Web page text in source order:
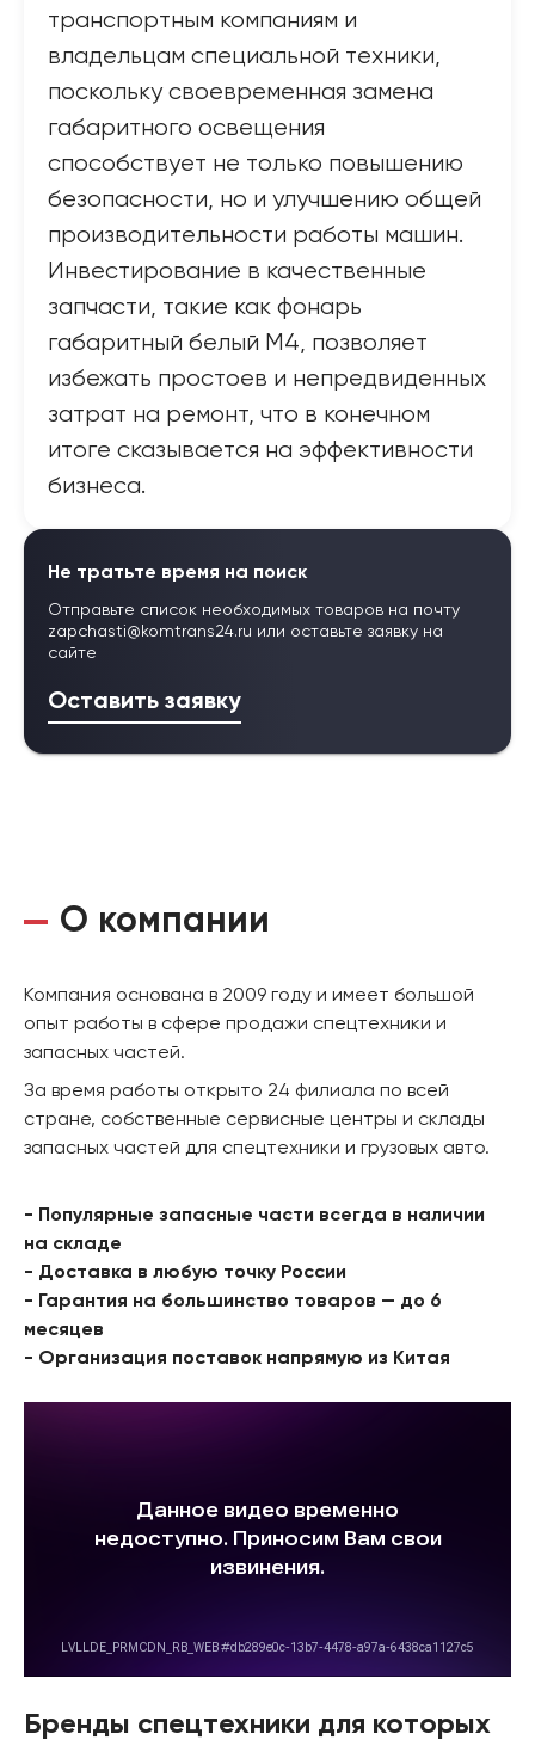
транспортным компаниям и
владельцам специальной техники,
поскольку своевременная замена
габаритного освещения
способствует не только повышению
безопасности, но и улучшению общей
производительности работы машин.
Инвестирование в качественные
запчасти, такие как фонарь
габаритный белый М4, позволяет
избежать простоев и непредвиденных
затрат на ремонт, что в конечном
итоге сказывается на эффективности
бизнеса.
Не тратьте время на поиск
Отправьте список необходимых товаров на почту
zapchasti@komtrans24.ru или оставьте заявку на
сайте
Оставить заявку
О компании
Компания основана в 2009 году и имеет большой
опыт работы в сфере продажи спецтехники и
запасных частей.
За время работы открыто 24 филиала по всей
стране, собственные сервисные центры и склады
запасных частей для спецтехники и грузовых авто.
- Популярные запасные части всегда в наличии
на складе
- Доставка в любую точку России
- Гарантия на большинство товаров — до 6
месяцев
- Организация поставок напрямую из Китая
Бренды спецтехники для которых